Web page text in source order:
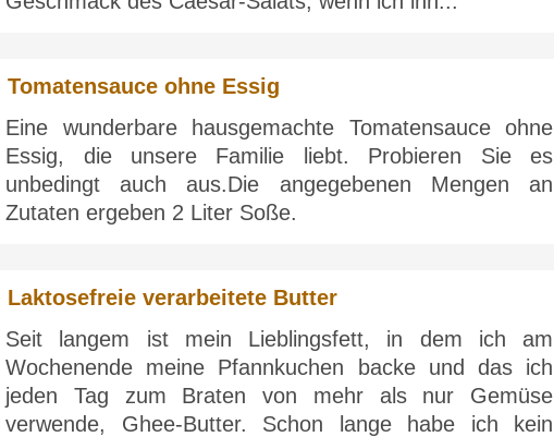
Tomatensauce ohne Essig
Eine wunderbare hausgemachte Tomatensauce ohne
Essig, die unsere Familie liebt. Probieren Sie es
unbedingt auch aus.Die angegebenen Mengen an
Zutaten ergeben 2 Liter Soße.
Laktosefreie verarbeitete Butter
Seit langem ist mein Lieblingsfett, in dem ich am
Wochenende meine Pfannkuchen backe und das ich
jeden Tag zum Braten von mehr als nur Gemüse
verwende, Ghee-Butter. Schon lange habe ich kein